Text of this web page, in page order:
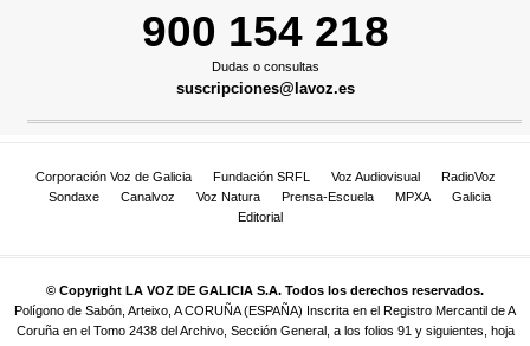
900 154 218
Dudas o consultas
suscripciones@lavoz.es
Corporación Voz de Galicia Fundación SRFL Voz Audiovisual
RadioVoz
Sondaxe
Canalvoz Voz Natura Prensa-Escuela MPXA
Galicia
Editorial
© Copyright LA VOZ DE GALICIA S.A. Todos los derechos reservados.
Polígono de Sabón, Arteixo, A CORUÑA (ESPAÑA) Inscrita en el Registro Mercantil de A
Coruña en el Tomo 2438 del Archivo, Sección General, a los folios 91 y siguientes, hoja